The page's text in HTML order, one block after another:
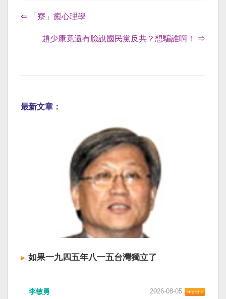
⇐ 「寮」癒心理學
趙少康竟還有臉說國民黨反共？想騙誰啊！ ⇒
最新文章：
如果一九四五年八一五台灣獨立了
李敏勇 2026-08-05